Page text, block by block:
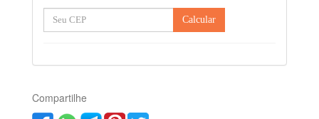
Calcular
Compartilhe